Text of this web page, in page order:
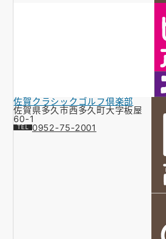
佐賀クラシックゴルフ倶楽部
佐賀県多久市西多久町大字板屋
60-1
0952-75-2001